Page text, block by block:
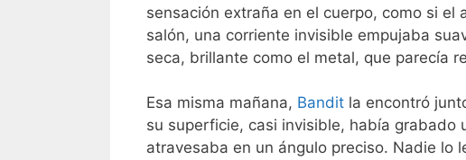
sensación extraña en el cuerpo, como si el
salón, una corriente invisible empujaba
seca, brillante como el metal, que parecía
Esa misma mañana, Bandit la encontró
su superficie, casi invisible, había grabado
atravesaba en un ángulo preciso. Nadie lo